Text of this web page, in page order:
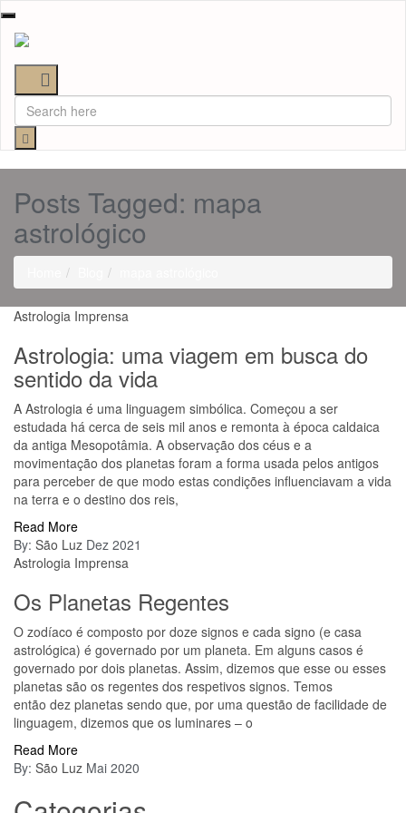
Toggle
navigation
Posts Tagged: mapa
astrológico
Astrologia Imprensa
Astrologia: uma viagem em busca do
sentido da vida
A Astrologia é uma linguagem simbólica. Começou a ser
estudada há cerca de seis mil anos e remonta à época caldaica
da antiga Mesopotâmia. A observação dos céus e a
movimentação dos planetas foram a forma usada pelos antigos
para perceber de que modo estas condições influenciavam a vida
na terra e o destino dos reis,
Read More
By: São Luz Dez 2021
Astrologia Imprensa
Os Planetas Regentes
O zodíaco é composto por doze signos e cada signo (e casa
astrológica) é governado por um planeta. Em alguns casos é
governado por dois planetas. Assim, dizemos que esse ou esses
planetas são os regentes dos respetivos signos. Temos
então dez planetas sendo que, por uma questão de facilidade de
linguagem, dizemos que os luminares – o
Read More
By: São Luz Mai 2020